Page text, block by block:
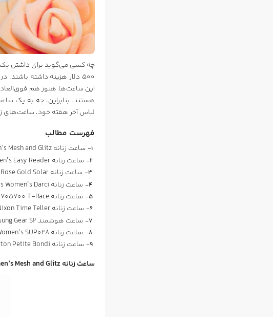
چه کسی می‌گوید برای داشتن یک
500 دلار هزینه داشته
این ساعت‌ها هنوز هم
هستند. بنابراین، چه به یک
لباس آخر هفته خود، ساعت‌های زنانه ایده‌آل زیر
فهرست مطالب
ساعت زنانه Skagen Women’s Mesh and Glitz
ساعت زنانه Easy Reader
ساعت زنانه Solios Rose Gold Solar
ساعت زنانه Michael Kors Women’s Darci
ساعت زنانه Tissot Women’s T0482171705700 T-Race
ساعت زنانه Time Teller
ساعت هوشمند Gear S2
ساعت زنانهSUP028
ساعت زنانه Petite Bondi
ساعت زنانه Skagen Women’s Mesh and Glitz